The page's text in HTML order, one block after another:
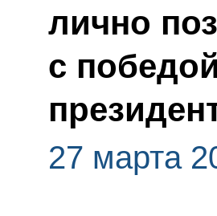
лично
с
27 марта